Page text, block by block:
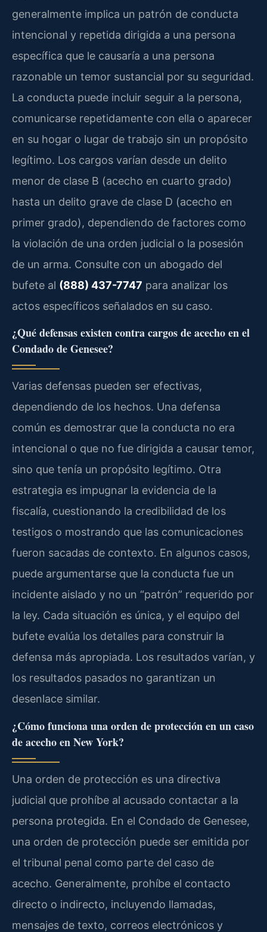
generalmente implica un patrón de conducta
intencional y repetida dirigida a una persona
específica que le causaría a una persona
razonable un temor sustancial por su seguridad.
La conducta puede incluir seguir a la persona,
comunicarse repetidamente con ella o aparecer
en su hogar o lugar de trabajo sin un propósito
legítimo. Los cargos varían desde un delito
menor de clase B (acecho en cuarto grado)
hasta un delito grave de clase D (acecho en
primer grado), dependiendo de factores como
la violación de una orden judicial o la posesión
de un arma. Consulte con un abogado del
bufete al (888) 437-7747 para analizar los
actos específicos señalados en su caso.
¿Qué defensas existen contra cargos de acecho en el
Condado de Genesee?
Varias defensas pueden ser efectivas,
dependiendo de los hechos. Una defensa
común es demostrar que la conducta no era
intencional o que no fue dirigida a causar temor,
sino que tenía un propósito legítimo. Otra
estrategia es impugnar la evidencia de la
fiscalía, cuestionando la credibilidad de los
testigos o mostrando que las comunicaciones
fueron sacadas de contexto. En algunos casos,
puede argumentarse que la conducta fue un
incidente aislado y no un “patrón” requerido por
la ley. Cada situación es única, y el equipo del
bufete evalúa los detalles para construir la
defensa más apropiada. Los resultados varían, y
los resultados pasados no garantizan un
desenlace similar.
¿Cómo funciona una orden de protección en un caso
de acecho en New York?
Una orden de protección es una directiva
judicial que prohíbe al acusado contactar a la
persona protegida. En el Condado de Genesee,
una orden de protección puede ser emitida por
el tribunal penal como parte del caso de
acecho. Generalmente, prohíbe el contacto
directo o indirecto, incluyendo llamadas,
mensajes de texto, correos electrónicos y